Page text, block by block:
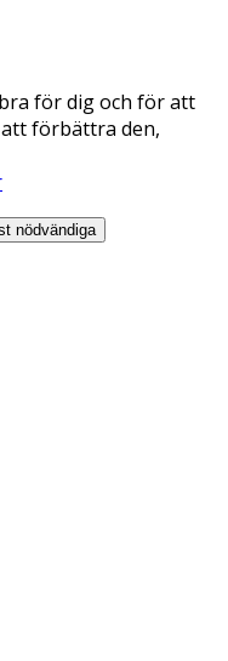
för dig och för att
förbättra den,
nödvändiga